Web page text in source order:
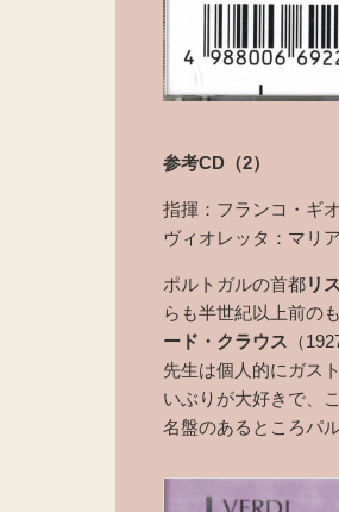
参考CD（2）
指揮：フランコ・ギ
ヴィオレッタ：マリ
ポルトガルの首都リ
らも半世紀以上前の
ード・クラウス （
先生は個人的にガス
いぶりが大好きで、
名盤のあるところパル